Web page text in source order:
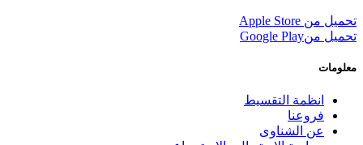
تحميل من Apple Store
تحميل منGoogle Play
معلومات
انظمة التقسيط
فروعنا
عن الشناوى